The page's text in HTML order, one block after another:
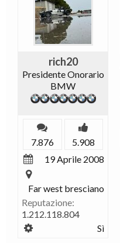
rich20
Presidente Onorario
BMW
7.876
5.908
19 Aprile 2008
Far west bresciano
Reputazione:
1.212.118.804
Sì